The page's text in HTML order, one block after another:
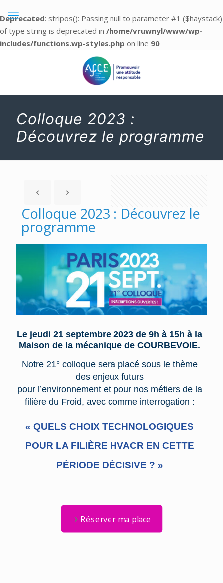
Deprecated: stripos(): Passing null to parameter #1 ($haystack)
of type string is deprecated in /home/vruwnyl/www/wp-
includes/functions.wp-styles.php on line 90
Colloque 2023 :
Découvrez le programme
Colloque 2023 : Découvrez le
programme
Le jeudi 21 septembre 2023 de 9h à 15h à la
Maison de la mécanique de COURBEVOIE.
Notre 21° colloque sera placé sous le thème
des enjeux futurs
pour l’environnement et pour nos métiers de la
filière du Froid, avec comme interrogation :
« QUELS CHOIX TECHNOLOGIQUES
POUR LA FILIÈRE HVACR EN CETTE
PÉRIODE DÉCISIVE ? »
Réserver ma place